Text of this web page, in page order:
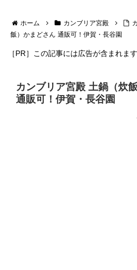
ホーム カンブリア宮殿
飯）かまどさん 通販可！伊賀・長谷園
［PR］この記事には広告が含まれます
カンブリア宮殿 土鍋（炊
通販可！伊賀・長谷園